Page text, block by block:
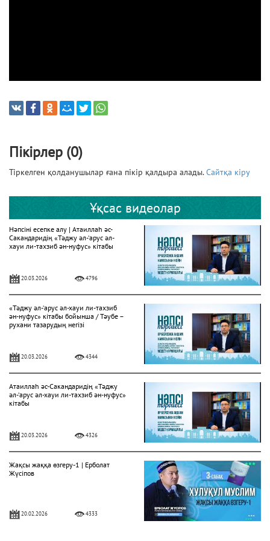
Пікірлер (0)
Тіркелген қолданушылар ғана пікір қалдыра алады.Сайтқа кіру
Ұқсас видеолар
Нәпсіні есепке алу | Атаиллаһ әс-
Сакандаридің «Тәджу әл-‘арус әл-
хауи ли-тахзиб ән-нуфус» кітабы
20.03.2026 4796
«Тәджу әл-‘арус әл-хауи ли-тахзиб
ән-нуфус» кітабы бойынша / Тәубе –
рухани тазарудың негізі
20.03.2026 4344
Атаиллаһ әс-Сакандаридің «Тәджу
әл-‘арус әл-хауи ли-тахзиб ән-нуфус»
кітабы
20.03.2026 4326
Жақсы жаққа өзгеру-1 | Ерболат
Жүсіпов
20.02.2026 4333